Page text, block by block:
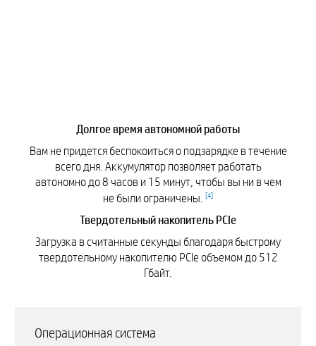
Долгое время автономной работы
Вам не придется беспокоиться о подзарядке в течение
всего дня. Аккумулятор позволяет работать
автономно до 8 часов и 15 минут, чтобы вы ни в чем
не были ограничены. [4]
Твердотельный накопитель PCIe
Загрузка в считанные секунды благодаря быстрому
твердотельному накопителю PCIe объемом до 512
Гбайт.
Операционная система